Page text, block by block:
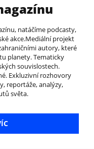
natáčíme podcasty,
akce.Mediální projekt
autory, které
planety. Tematicky
souvislostech.
Exkluzivní rozhovory
reportáže, analýzy,
světa.